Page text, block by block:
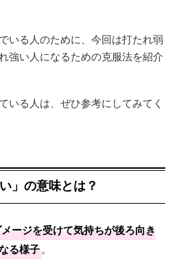
いる人のために、今回は打たれ弱
強い人になるための克服法を紹介
いる人は、ぜひ参考にしてみてく
」の意味とは？
ージを受けて気持ちが後ろ向き
る様子。